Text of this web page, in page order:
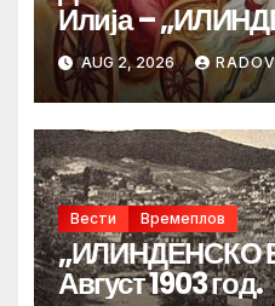
Илија –
AUG 2, 2026
Вести Времеплов
„ИЛИНДЕНСКО
Август 1903 год.